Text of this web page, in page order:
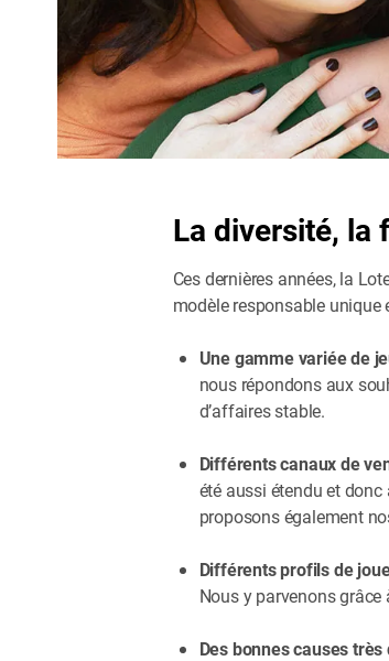
La diversité, la
Ces dernières années, la
modèle responsable
Une gamme variée de
nous répondons aux
d’affaires stable.
Différents canaux de
été aussi étendu et
proposons également
Différents profils de
Nous y parvenons
Des bonnes causes très